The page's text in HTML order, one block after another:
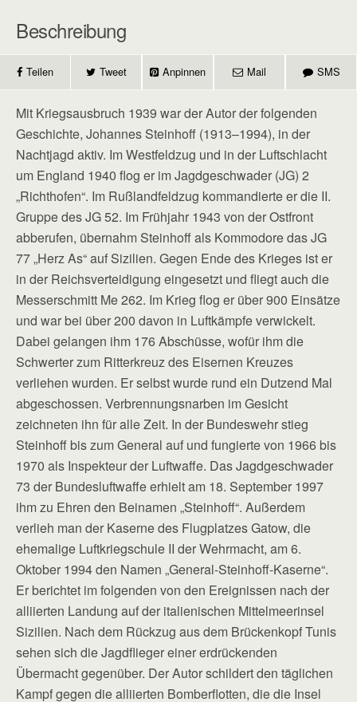
Beschreibung
Teilen Tweet Anpinnen Mail SMS
Mit Kriegsausbruch 1939 war der Autor der folgenden
Geschichte, Johannes Steinhoff (1913–1994), in der
Nachtjagd aktiv. Im Westfeldzug und in der Luftschlacht
um England 1940 flog er im Jagd­geschwader (JG) 2
„Richthofen“. Im Rußlandfeldzug kommandierte er die II.
Gruppe des JG 52. Im Frühjahr 1943 von der Ostfront
abberufen, übernahm Steinhoff als Kommodore das JG
77 „Herz As“ auf Sizilien. Gegen Ende des Krieges ist er
in der Reichsverteidigung eingesetzt und fliegt auch die
Messerschmitt Me 262. Im Krieg flog er über 900 Einsätze
und war bei über 200 davon in Luftkämpfe verwickelt.
Dabei gelangen ihm 176 Abschüsse, wofür ihm die
Schwerter zum Ritterkreuz des Eisernen Kreuzes
verliehen wurden. Er selbst wurde rund ein Dutzend Mal
abgeschossen. Verbrennungsnarben im Gesicht
zeichneten ihn für alle Zeit. In der Bundeswehr stieg
Steinhoff bis zum General auf und fungierte von 1966 bis
1970 als Inspekteur der Luftwaffe. Das Jagdgeschwader
73 der Bundesluftwaffe erhielt am 18. September 1997
ihm zu Ehren den Beinamen „Steinhoff“. Außerdem
verlieh man der Kaserne des Flugplatzes Gatow, die
ehemalige Luftkriegschule II der Wehrmacht, am 6.
Oktober 1994 den Namen „General-Steinhoff-Kaserne“.
Er berichtet im folgenden von den Ereignissen nach der
alliierten Landung auf der italienischen Mittelmeerinsel
Sizilien. Nach dem Rückzug aus dem Brückenkopf Tunis
sehen sich die Jagdflieger einer erdrückenden
Übermacht gegenüber. Der Autor schildert den täglichen
Kampf gegen die alliierten Bomberflotten, die die Insel